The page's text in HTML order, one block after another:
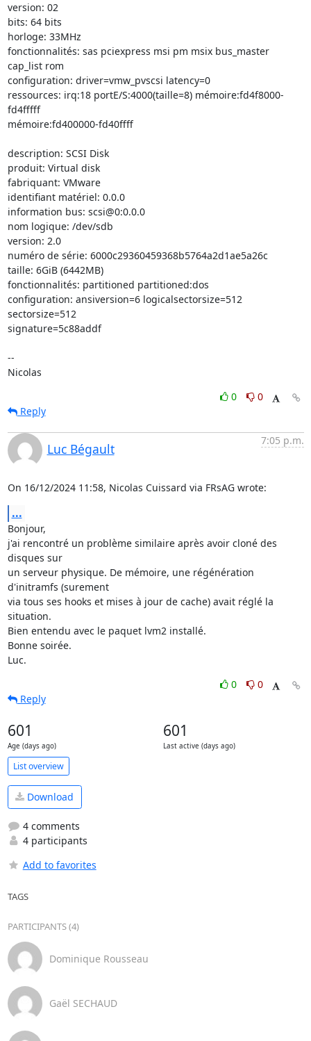
version: 02
bits: 64 bits
horloge: 33MHz
fonctionnalités: sas pciexpress msi pm msix bus_master
cap_list rom
configuration: driver=vmw_pvscsi latency=0
ressources: irq:18 portE/S:4000(taille=8) mémoire:fd4f8000-
fd4fffff
mémoire:fd400000-fd40ffff
description: SCSI Disk
produit: Virtual disk
fabriquant: VMware
identifiant matériel: 0.0.0
information bus: scsi@0:0.0.0
nom logique: /dev/sdb
version: 2.0
numéro de série: 6000c29360459368b5764a2d1ae5a26c
taille: 6GiB (6442MB)
fonctionnalités: partitioned partitioned:dos
configuration: ansiversion=6 logicalsectorsize=512
sectorsize=512
signature=5c88addf
--
Nicolas
0
0
Reply
Luc Bégault
7:05 p.m.
On 16/12/2024 11:58, Nicolas Cuissard via FRsAG wrote:
...
Bonjour,
j'ai rencontré un problème similaire après avoir cloné des
disques sur
un serveur physique. De mémoire, une régénération
d'initramfs (surement
via tous ses hooks et mises à jour de cache) avait réglé la
situation.
Bien entendu avec le paquet lvm2 installé.
Bonne soirée.
Luc.
0
0
Reply
601
Age (days ago)
601
Last active (days ago)
List overview
Download
4 comments
4 participants
Add to favorites
TAGS
PARTICIPANTS (4)
Dominique Rousseau
Gaël SECHAUD